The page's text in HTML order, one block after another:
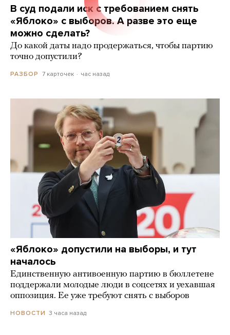
В суд подали иск с требованием снять
«Яблоко» с выборов. А разве это еще
можно сделать?
До какой даты надо продержаться, чтобы партию
точно допустили?
РАЗБОР 7 карточек час назад
«Яблоко» допустили на выборы, и тут
началось
Единственную антивоенную партию в бюллетене
поддержали молодые люди в соцсетях и уехавшая
оппозиция. Ее уже требуют снять с выборов
НОВОСТИ 3 часа назад